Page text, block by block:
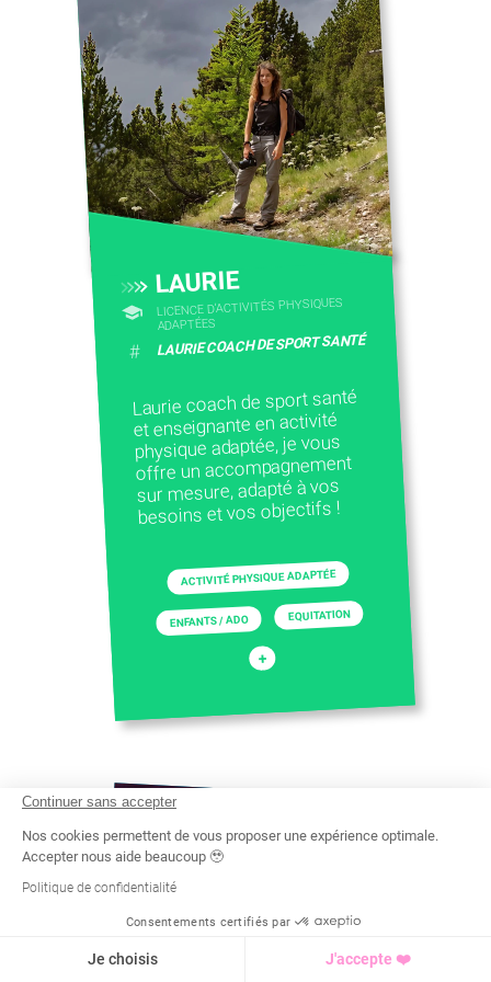
CONTACTEZ-NOUS
LAURIE
LICENCE D’ACTIVITÉS PHYSIQUES
ADAPTÉES
# LAURIE COACH DE SPORT SANTÉ
Laurie coach de sport santé
et enseignante en activité
physique adaptée, je vous
offre un accompagnement
sur mesure, adapté à vos
besoins et vos objectifs !
ACTIVITÉ PHYSIQUE ADAPTÉE
ENFANTS / ADO EQUITATION
+
Continuer sans accepter
Nos cookies permettent de vous proposer une expérience optimale.
Accepter nous aide beaucoup 🥹
Politique de confidentialité
Consentements certifiés par
Je choisis J'accepte ❤️